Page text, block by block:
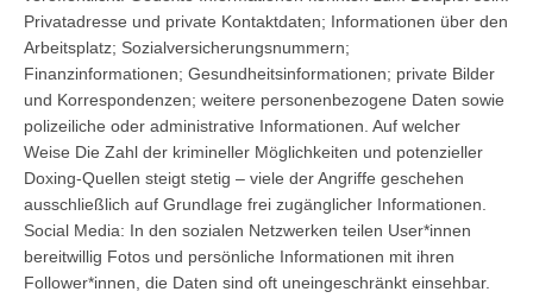
Privatadresse und private Kontaktdaten; Informationen über den
Arbeitsplatz; Sozialversicherungsnummern;
Finanzinformationen; Gesundheitsinformationen; private Bilder
und Korrespondenzen; weitere personenbezogene Daten sowie
polizeiliche oder administrative Informationen. Auf welcher
Weise Die Zahl der krimineller Möglichkeiten und potenzieller
Doxing-Quellen steigt stetig – viele der Angriffe geschehen
ausschließlich auf Grundlage frei zugänglicher Informationen.
Social Media: In den sozialen Netzwerken teilen User*innen
bereitwillig Fotos und persönliche Informationen mit ihren
Follower*innen, die Daten sind oft uneingeschränkt einsehbar.